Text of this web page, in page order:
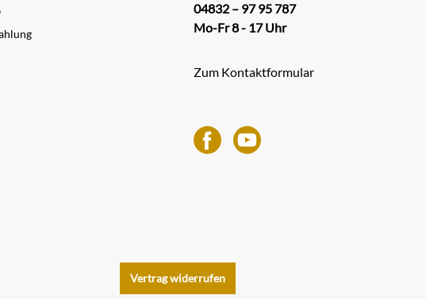
04832 – 97 95 787
Mo-Fr 8 - 17 Uhr
Zum Kontaktformular
Vertrag widerrufen